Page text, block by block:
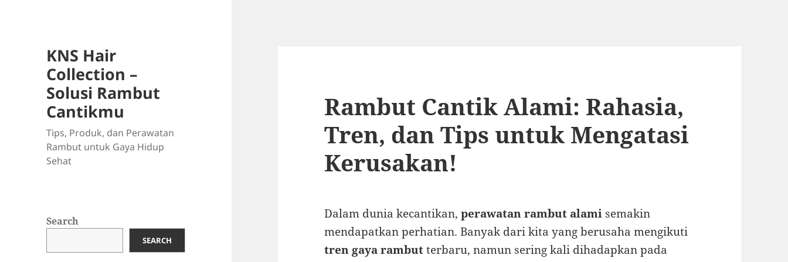
KNS Hair
Collection –
Solusi Rambut
Cantikmu
Tips, Produk, dan Perawatan
Rambut untuk Gaya Hidup
Sehat
Search
SEARCH
Rambut Cantik Alami: Rahasia,
Tren, dan Tips untuk Mengatasi
Kerusakan!
Dalam dunia kecantikan,perawatan rambut alami semakin
mendapatkan perhatian. Banyak dari kita yang berusaha mengikuti
tren gaya rambutterbaru, namun sering kali dihadapkan pada